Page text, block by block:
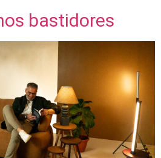
bastidores